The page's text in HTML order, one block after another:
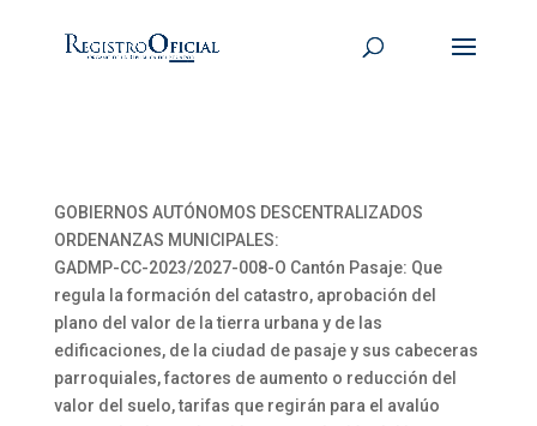
GOBIERNOS AUTÓNOMOS DESCENTRALIZADOS
ORDENANZAS MUNICIPALES:
GADMP-CC-2023/2027-008-O Cantón Pasaje: Que
regula la formación del catastro, aprobación del
plano del valor de la tierra urbana y de las
edificaciones, de la ciudad de pasaje y sus cabeceras
parroquiales, factores de aumento o reducción del
valor del suelo, tarifas que regirán para el avalúo